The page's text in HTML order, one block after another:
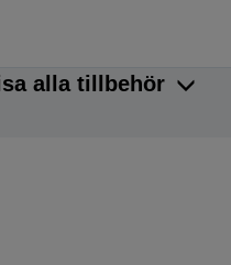
alla tillbehör